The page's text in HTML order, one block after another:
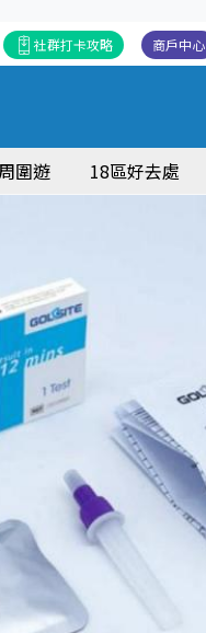
商戶中心
社群打卡攻略
圍遊 18區好去處